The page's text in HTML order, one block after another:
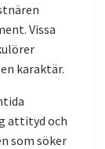
Vissa
karaktär.
attityd och
som söker